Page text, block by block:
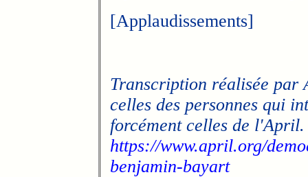
[Applaudissements]
Transcription réalisée par
celles des personnes qui
forcément celles de l'April.
https://www.april.org/
benjamin-bayart